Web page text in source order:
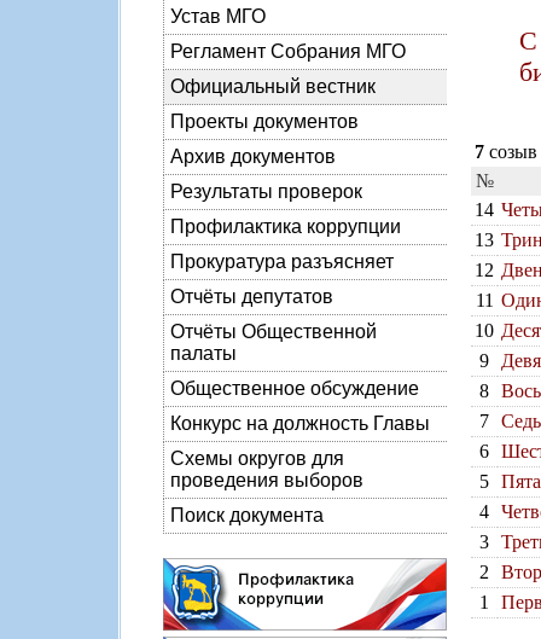
Устав МГО
Регламент Собрания МГО
Официальный вестник
Проекты документов
Архив документов
Результаты проверок
Профилактика коррупции
Прокуратура разъясняет
Отчёты депутатов
Отчёты Общественной
палаты
Общественное обсуждение
Конкурс на должность Главы
Схемы округов для
проведения выборов
Поиск документа
С
7
№
14
13
12
11
10
9
8
7
6
5
4
3
2
1